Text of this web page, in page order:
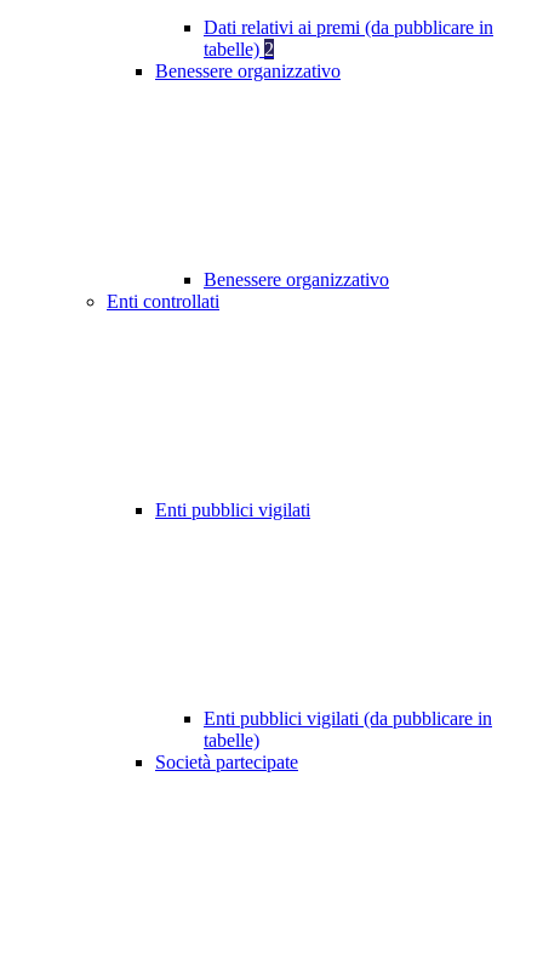
Dati relativi ai premi (da pubblicare in
tabelle) 2
Benessere organizzativo
Benessere organizzativo
Enti controllati
Enti pubblici vigilati
Enti pubblici vigilati (da pubblicare in
tabelle)
Società partecipate